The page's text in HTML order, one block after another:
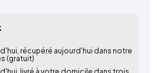
récupéré aujourd'hui dans notre
(gratuit)